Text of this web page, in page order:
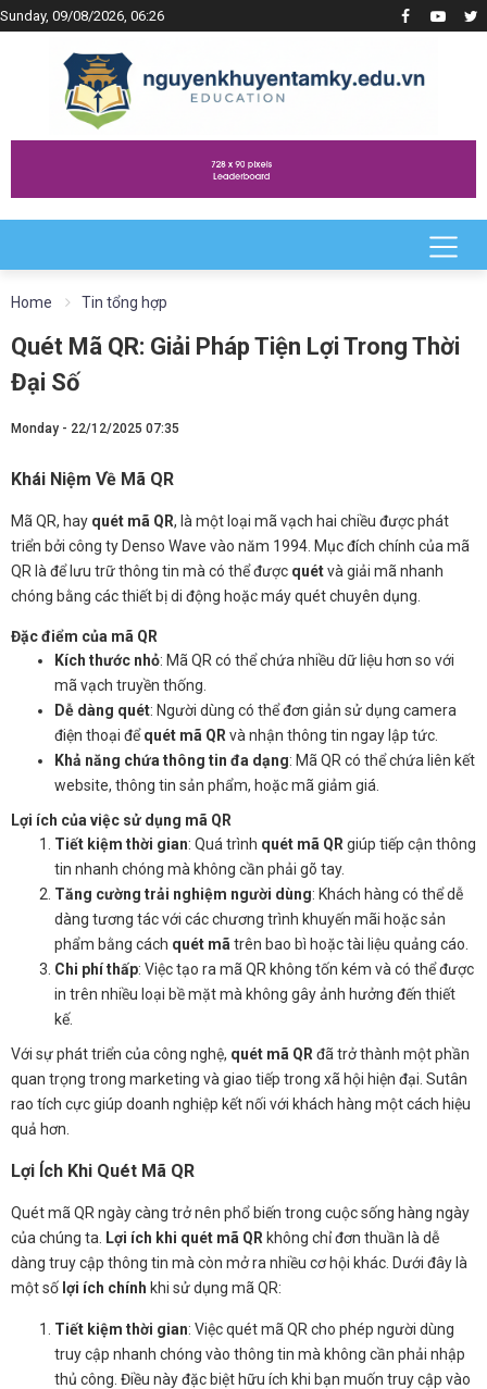
Sunday, 09/08/2026, 06:26
Home Tin tổng hợp
Quét Mã QR: Giải Pháp Tiện Lợi Trong Thời
Đại Số
Monday - 22/12/2025 07:35
Khái Niệm Về Mã QR
Mã QR, hay quét mã QR, là một loại mã vạch hai chiều được phát
triển bởi công ty Denso Wave vào năm 1994. Mục đích chính của mã
QR là để lưu trữ thông tin mà có thể được quétvà giải mã nhanh
chóng bằng các thiết bị di động hoặc máy quét chuyên dụng.
Đặc điểm của mã QR
Kích thước nhỏ: Mã QR có thể chứa nhiều dữ liệu hơn so với
mã vạch truyền thống.
Dễ dàng quét: Người dùng có thể đơn giản sử dụng camera
điện thoại đểquét mã QR và nhận thông tin ngay lập tức.
Khả năng chứa thông tin đa dạng: Mã QR có thể chứa liên kết
website, thông tin sản phẩm, hoặc mã giảm giá.
Lợi ích của việc sử dụng mã QR
Tiết kiệm thời gian: Quá trình quét mã QR giúp tiếp cận thông
tin nhanh chóng mà không cần phải gõ tay.
Tăng cường trải nghiệm người dùng: Khách hàng có thể dễ
dàng tương tác với các chương trình khuyến mãi hoặc sản
phẩm bằng cách quét mã trên bao bì hoặc tài liệu quảng cáo.
Chi phí thấp: Việc tạo ra mã QR không tốn kém và có thể được
in trên nhiều loại bề mặt mà không gây ảnh hưởng đến thiết
kế.
Với sự phát triển của công nghệ, quét mã QR đã trở thành một phần
quan trọng trong marketing và giao tiếp trong xã hội hiện đại. Sutân
rao tích cực giúp doanh nghiệp kết nối với khách hàng một cách hiệu
quả hơn.
Lợi Ích Khi Quét Mã QR
Quét mã QR ngày càng trở nên phổ biến trong cuộc sống hàng ngày
của chúng ta.
Lợi ích khi quét mã QR không chỉ đơn thuần là dễ
dàng truy cập thông tin mà còn mở ra nhiều cơ hội khác. Dưới đây là
một số lợi ích chính khi sử dụng mã QR:
Tiết kiệm thời gian: Việc quét mã QR cho phép người dùng
truy cập nhanh chóng vào thông tin mà không cần phải nhập
thủ công. Điều này đặc biệt hữu ích khi bạn muốn truy cập vào